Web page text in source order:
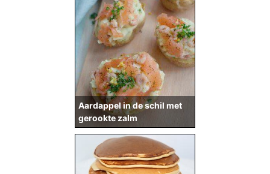
Aardappel in de schil met
gerookte zalm